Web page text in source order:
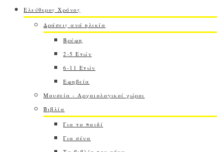
Ελεύθερος Χρόνος
Δράσεις ανά ηλικία
Βρέφη
2-5 Ετών
6-11 Ετών
Εφηβεία
Μουσεία - Αρχαιολογικοί χώροι
Βιβλία
Για το παιδί
Για σένα